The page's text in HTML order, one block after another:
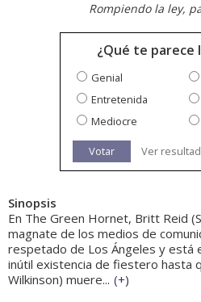
Rompiendo la ley,
¿Qué te parece
Genial
Entretenida
Mediocre
Votar Ver
Sinopsis
En The Green Hornet, Britt Reid
magnate de los medios de
respetado de Los Ángeles y está
inútil existencia de fiestero hasta
Wilkinson) muere... (+)